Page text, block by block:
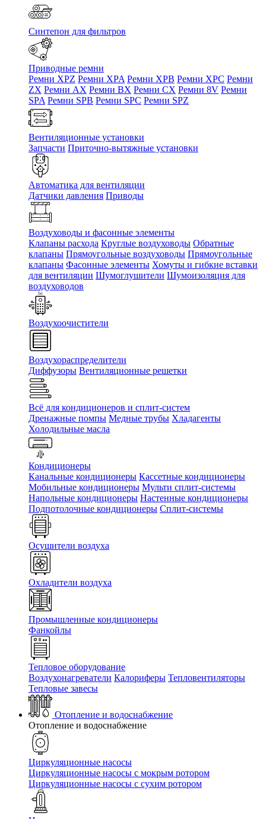
Синтепон для фильтров
Приводные ремни
Ремни XPZ Ремни XPA Ремни XPB Ремни XPC Ремни
ZX Ремни AX Ремни BX Ремни CX Ремни 8V Ремни
SPA Ремни SPB Ремни SPC Ремни SPZ
Вентиляционные установки
Запчасти Приточно-вытяжные установки
Автоматика для вентиляции
Датчики давления Приводы
Воздуховоды и фасонные элементы
Клапаны расхода Круглые воздуховоды Обратные
клапаны Прямоугольные воздуховоды Прямоугольные
клапаны Фасонные элементы Хомуты и гибкие вставки
для вентиляции Шумоглушители Шумоизоляция для
воздуховодов
Воздухоочистители
Воздухораспределители
Диффузоры Вентиляционные решетки
Всё для кондиционеров и сплит-систем
Дренажные помпы Медные трубы Хладагенты
Холодильные масла
Кондиционеры
Канальные кондиционеры Кассетные кондиционеры
Мобильные кондиционеры Мульти сплит-системы
Напольные кондиционеры Настенные кондиционеры
Подпотолочные кондиционеры Сплит-системы
Осушители воздуха
Охладители воздуха
Промышленные кондиционеры
Фанкойлы
Тепловое оборудование
Воздухонагреватели Калориферы Тепловентиляторы
Тепловые завесы
Отопление и водоснабжение
Отопление и водоснабжение
Циркуляционные насосы
Циркуляционные насосы с мокрым ротором
Циркуляционные насосы с сухим ротором